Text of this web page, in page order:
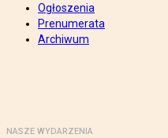
Ogłoszenia
Prenumerata
Archiwum
NASZE WYDARZENIA